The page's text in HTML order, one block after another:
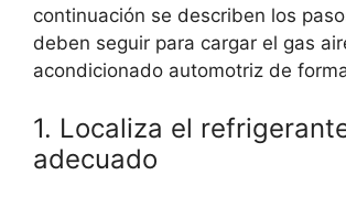
continuación se describen los
deben seguir para cargar el gas
acondicionado automotriz de
1. Localiza el
adecuado